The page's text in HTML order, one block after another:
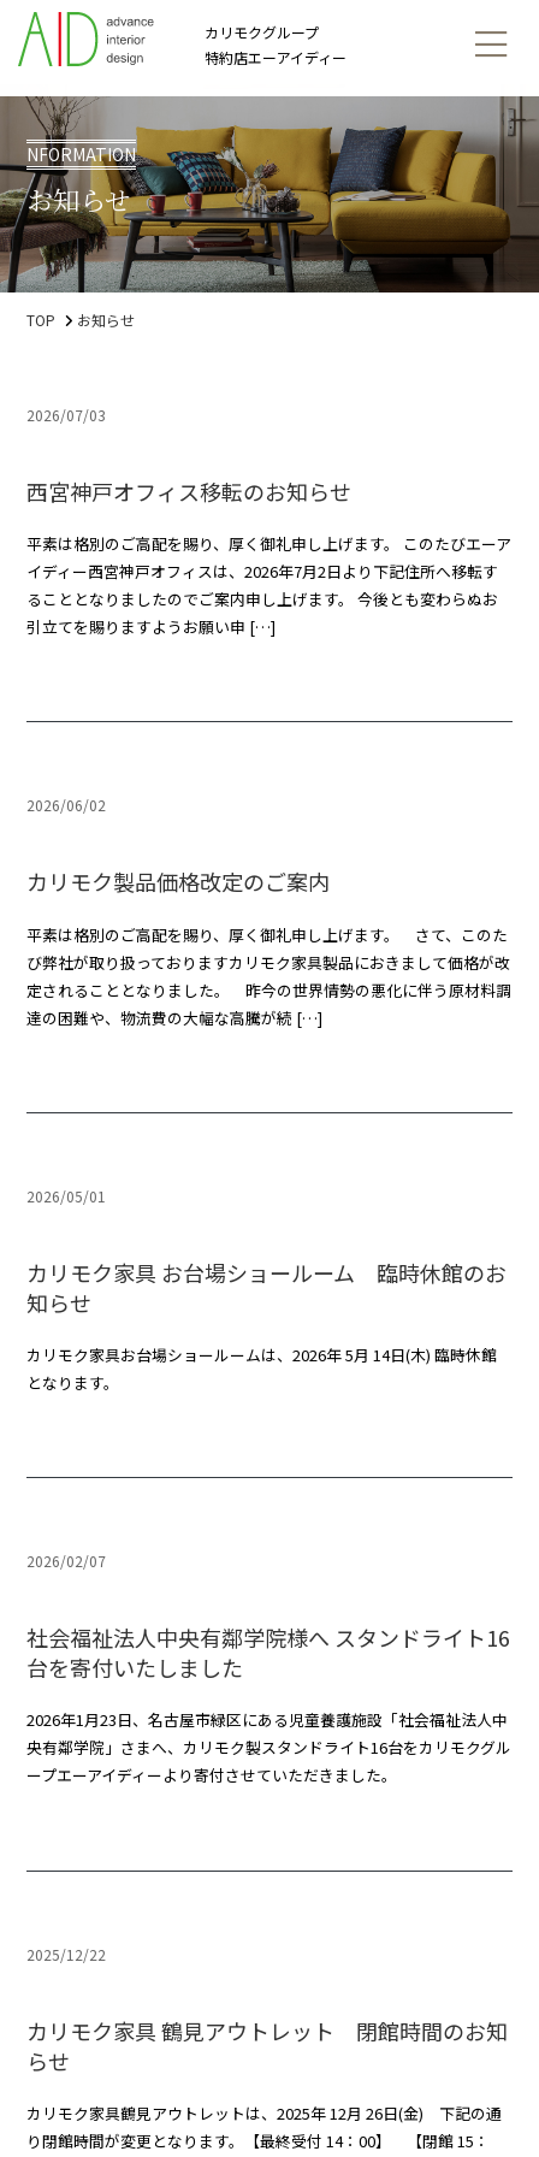
カリモクグループ
特約店エーアイディー
NFORMATION
お知らせ
TOP お知らせ
2026/07/03
西宮神戸オフィス移転のお知らせ
平素は格別のご高配を賜り、厚く御礼申し上げます。 このたびエーア
イディー西宮神戸オフィスは、2026年7月2日より下記住所へ移転す
ることとなりましたのでご案内申し上げます。 今後とも変わらぬお
引立てを賜りますようお願い申 […]
2026/06/02
カリモク製品価格改定のご案内
平素は格別のご高配を賜り、厚く御礼申し上げます。 さて、このた
び弊社が取り扱っておりますカリモク家具製品におきまして価格が改
定されることとなりました。 昨今の世界情勢の悪化に伴う原材料調
達の困難や、物流費の大幅な高騰が続 […]
2026/05/01
カリモク家具 お台場ショールーム 臨時休館のお
知らせ
カリモク家具お台場ショールームは、2026年 5月 14日(木) 臨時休館
となります。
2026/02/07
社会福祉法人中央有鄰学院様へ スタンドライト16
台を寄付いたしました
2026年1月23日、名古屋市緑区にある児童養護施設「社会福祉法人中
央有鄰学院」さまへ、カリモク製スタンドライト16台をカリモクグル
ープエーアイディーより寄付させていただきました。
2025/12/22
カリモク家具 鶴見アウトレット 閉館時間のお知
らせ
カリモク家具鶴見アウトレットは、2025年 12月 26日(金) 下記の通
り閉館時間が変更となります。【最終受付 14：00】 【閉館 15：